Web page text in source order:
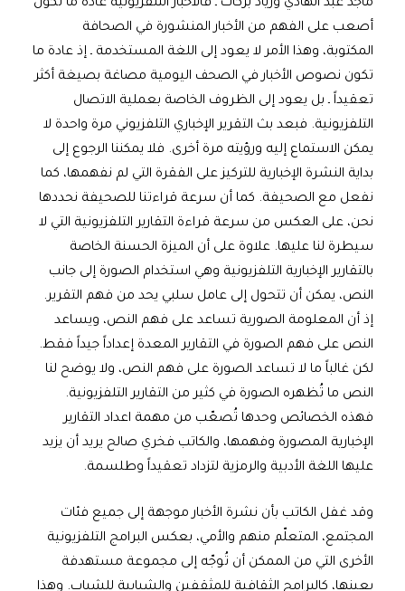
ماجد عبد الهادي وزياد بركات ـ فالأخبار التلفزيونية عادة ما تكون
أصعب على الفهم من الأخبار المنشورة في الصحافة
المكتوبة، وهذا الأمر لا يعود إلى اللغة المستخدمة ـ إذ عادة ما
تكون نصوص الأخبار في الصحف اليومية مصاغة بصيغة أكثر
تعقيداً ـ بل يعود إلى الظروف الخاصة بعملية الاتصال
التلفزيونية. فبعد بث التقرير الإخباري التلفزيوني مرة واحدة لا
يمكن الاستماع إليه ورؤيته مرة أخرى. فلا يمكننا الرجوع إلى
بداية النشرة الإخبارية للتركيز على الفقرة التي لم نفهمها، كما
نفعل مع الصحيفة. كما أن سرعة قراءتنا للصحيفة نحددها
نحن، على العكس من سرعة قراءة التقارير التلفزيونية التي لا
سيطرة لنا عليها. علاوة على أن الميزة الحسنة الخاصة
بالتقارير الإخبارية التلفزيونية وهي استخدام الصورة إلى جانب
النص، يمكن أن تتحول إلى عامل سلبي يحد من فهم التقرير.
إذ أن المعلومة الصورية تساعد على فهم النص، ويساعد
النص على فهم الصورة في التقارير المعدة إعداداً جيداً فقط.
لكن غالباً ما لا تساعد الصورة على فهم النص، ولا يوضح لنا
النص ما تُظهره الصورة في كثير من التقارير التلفزيونية.
فهذه الخصائص وحدها تُصعّب من مهمة اعداد التقارير
الإخبارية المصورة وفهمها، والكاتب فخري صالح يريد أن يزيد
عليها اللغة الأدبية والرمزية لتزداد تعقيداً وطلسمة.
وقد غفل الكاتب بأن نشرة الأخبار موجهة إلى جميع فئات
المجتمع، المتعلّم منهم والأمي، بعكس البرامج التلفزيونية
الأخرى التي من الممكن أن تُوجّه إلى مجموعة مستهدفة
بعينها، كالبرامج الثقافية للمثقفين والشبابية للشباب. وهذا